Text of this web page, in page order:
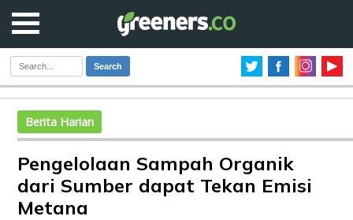
Search
Berita Harian
Pengelolaan Sampah Organik
dari Sumber dapat Tekan Emisi
Metana